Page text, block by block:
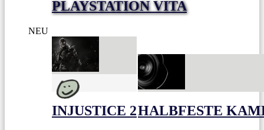
PLAYSTATION VITA
NEU
INJUSTICE 2HALBFESTE